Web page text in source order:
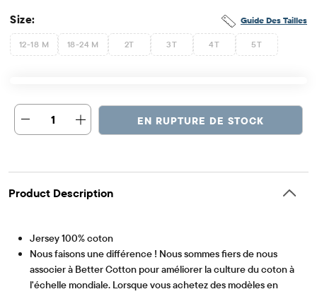
Guide Des Tailles
Size:
12-18 M 18-24 M 2T 3T 4T 5T
1 EN RUPTURE DE STOCK
Product Description
Jersey 100% coton
Nous faisons une différence ! Nous sommes fiers de nous
associer à Better Cotton pour améliorer la culture du coton à
l'échelle mondiale. Lorsque vous achetez des modèles en